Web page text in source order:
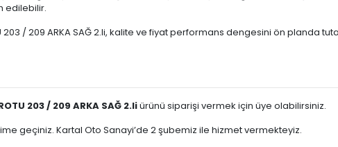
edilebilir.
203 / 209 ARKA SAĞ 2.li, kalite ve fiyat performans dengesini ön planda
203 / 209 ARKA SAĞ 2.liürünü siparişi vermek için üye olabilirsiniz.
geçiniz. Kartal Oto Sanayi’de 2 şubemiz ile hizmet vermekteyiz.